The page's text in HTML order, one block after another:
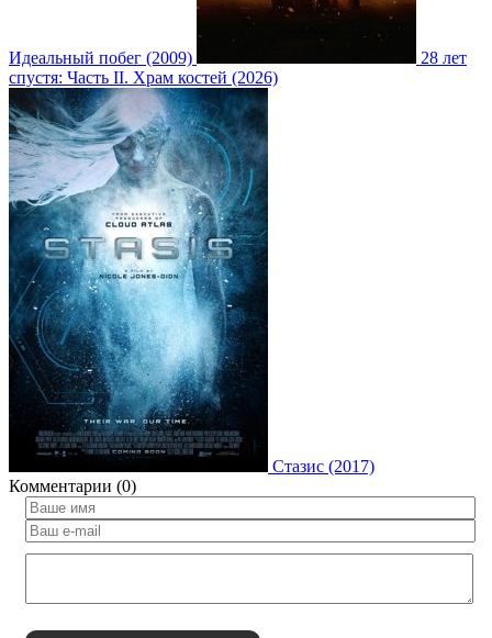
Идеальный побег (2009)
28 лет
спустя: Часть II. Храм костей (2026)
Стазис (2017)
Комментарии (0)